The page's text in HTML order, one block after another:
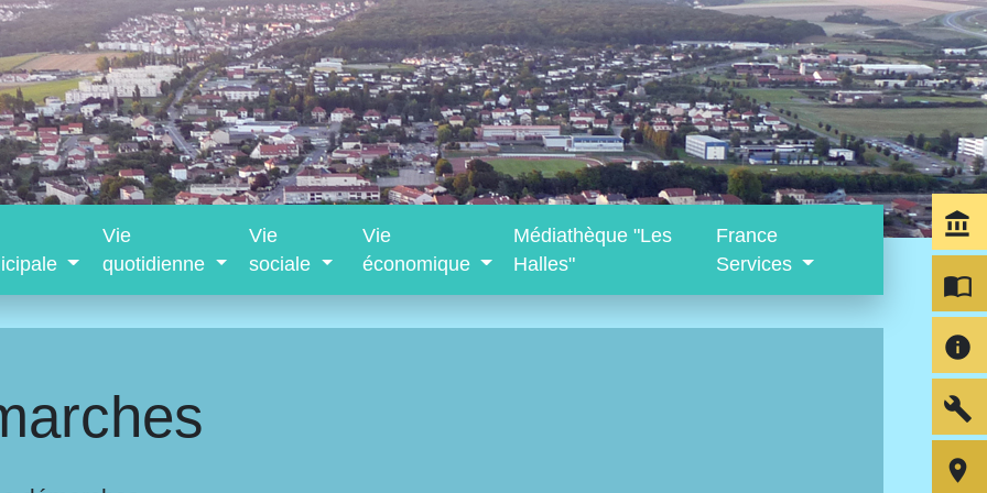
Vie
quotidienne
Vie
sociale
Vie
économique
Médiathèque "Les
Halles"
France
Services
account_balance
import_contacts
info
build
room